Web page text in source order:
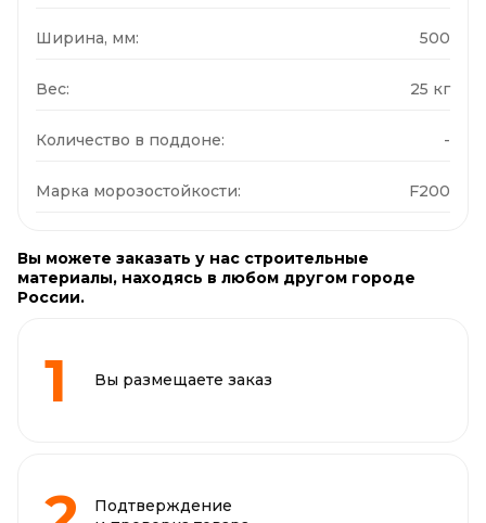
Ширина, мм: 500
Вес: 25 кг
Количество в поддоне: -
Марка морозостойкости: F200
Вы можете заказать у нас строительные
материалы, находясь в любом другом городе
России.
Вы размещаете заказ
Подтверждение